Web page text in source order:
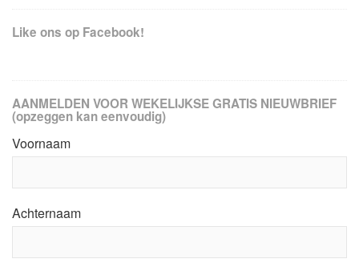
Like ons op Facebook!
AANMELDEN VOOR WEKELIJKSE GRATIS NIEUWBRIEF
(opzeggen kan eenvoudig)
Voornaam
Achternaam